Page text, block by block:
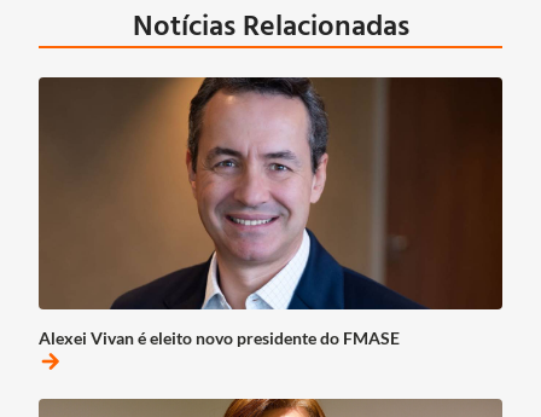
Notícias Relacionadas
Alexei Vivan é eleito novo presidente do FMASE
arrow_forward